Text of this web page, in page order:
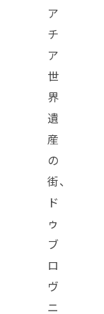
ア
チ
ア
世
界
遺
産
の
街、
ド
ゥ
ブ
ロ
ヴ
ニ